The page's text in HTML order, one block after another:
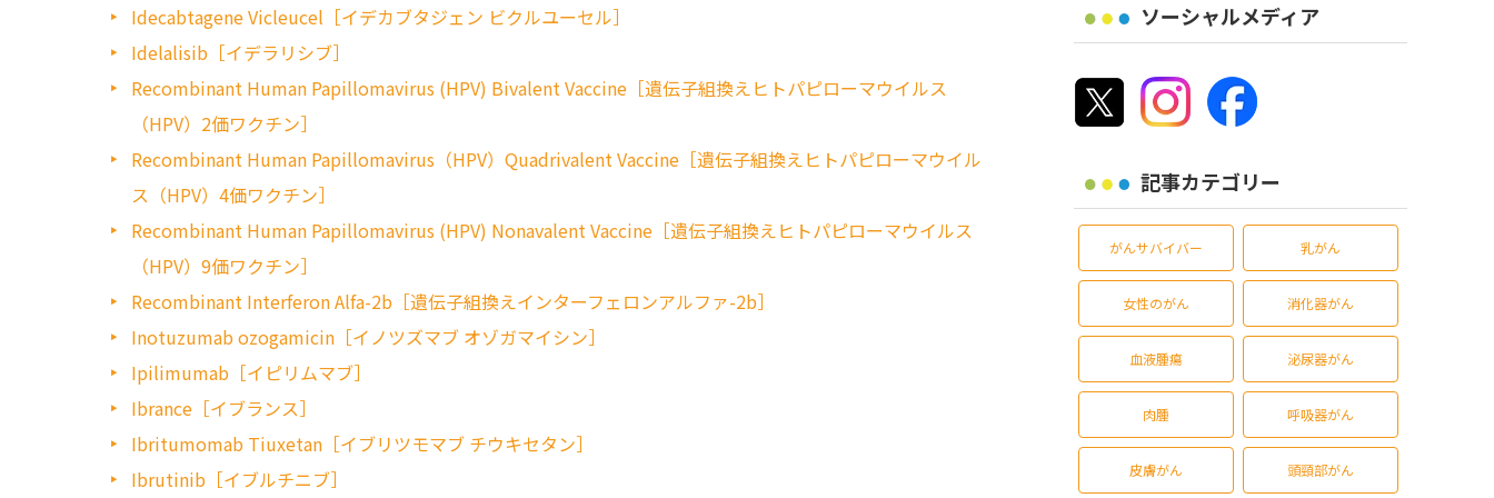
Idecabtagene Vicleucel［イデカブタジェン ビクルユーセル］
Idelalisib［イデラリシブ］
Recombinant Human Papillomavirus (HPV) Bivalent Vaccine［遺伝子組換えヒトパピローマウイルス
（HPV）2価ワクチン］
Recombinant Human Papillomavirus（HPV）Quadrivalent Vaccine［遺伝子組換えヒトパピローマウイル
ス（HPV）4価ワクチン］
Recombinant Human Papillomavirus (HPV) Nonavalent Vaccine［遺伝子組換えヒトパピローマウイルス
（HPV）9価ワクチン］
Recombinant Interferon Alfa-2b［遺伝子組換えインターフェロンアルファ-2b］
Inotuzumab ozogamicin［イノツズマブ オゾガマイシン］
Ipilimumab［イピリムマブ］
Ibrance［イブランス］
Ibritumomab Tiuxetan［イブリツモマブ チウキセタン］
Ibrutinib［イブルチニブ］
ソーシャルメディア
記事カテゴリー
がんサバイバー 乳がん
女性のがん 消化器がん
血液腫瘍 泌尿器がん
肉腫 呼吸器がん
皮膚がん 頭頸部がん